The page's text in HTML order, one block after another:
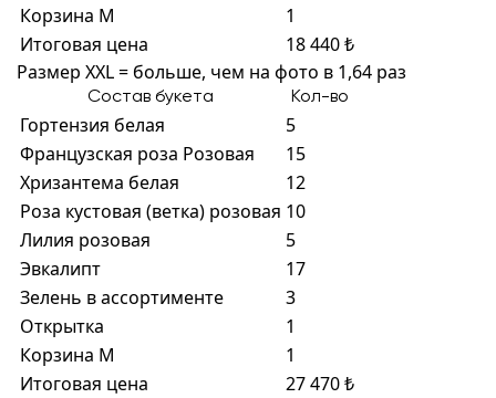
Корзина M
1
Итоговая цена
18 440 ₺
Размер XXL = больше, чем на фото в 1,64 раз
Состав букета Кол-во
Гортензия белая
5
Французская роза Розовая
15
Хризантема белая
12
Роза кустовая (ветка) розовая 10
Лилия розовая
5
Эвкалипт
17
Зелень в ассортименте
3
Открытка
1
Корзина M
1
Итоговая цена
27 470 ₺